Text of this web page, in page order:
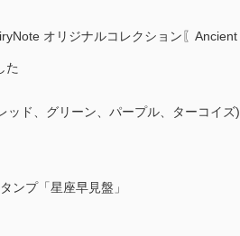
オリジナルコレクション〖Ancient
た
ド、グリーン、パープル、ターコイズ)
ンプ「星座早見盤」